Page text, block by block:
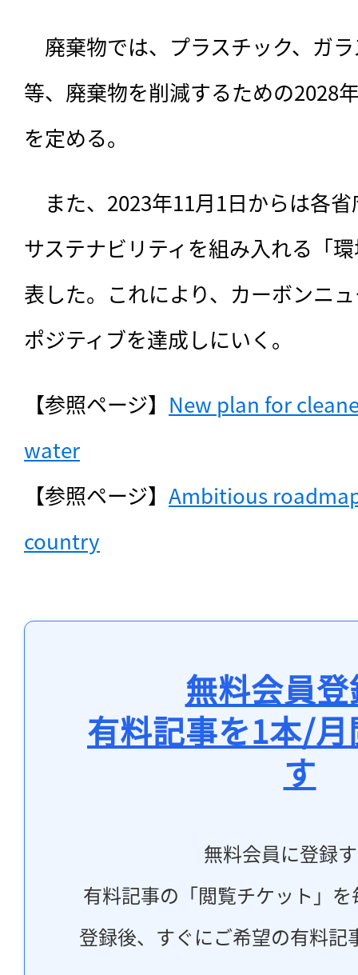
廃棄物では、プラスチック、ガ
等、廃棄物を削減するための2028
を定める。
また、2023年11月1日からは各
サステナビリティを組み入れる「
表した。これにより、カーボンニ
ポジティブを達成しにいく。
【参照ページ】 New plan for
water
【参照ページ】 Ambitious
country
無料会員
有料記事を1本/
す
無料会員に登録
有料記事の「閲覧チケット」
登録後、すぐにご希望の有料記